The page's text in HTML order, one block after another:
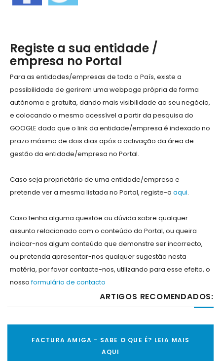
Registe a sua entidade /
empresa no Portal
Para as entidades/empresas de todo o País, existe a
possibilidade de gerirem uma webpage própria de forma
autónoma e gratuita, dando mais visibilidade ao seu negócio,
e colocando o mesmo acessível a partir da pesquisa do
GOOGLE dado que o link da entidade/empresa é indexado no
prazo máximo de dois dias após a activação da área de
gestão da entidade/empresa no Portal.
Caso seja proprietário de uma entidade/empresa e
pretende ver a mesma listada no Portal, registe-a aqui.
Caso tenha alguma questõe ou dúvida sobre qualquer
assunto relacionado com o conteúdo do Portal, ou queira
indicar-nos algum conteúdo que demonstre ser incorrecto,
ou pretenda apresentar-nos qualquer sugestão nesta
matéria, por favor contacte-nos, utilizando para esse efeito, o
nossoformulário de contacto
ARTIGOS RECOMENDADOS:
FACTURA AMIGA - SABE O QUE É? LEIA MAIS
AQUI